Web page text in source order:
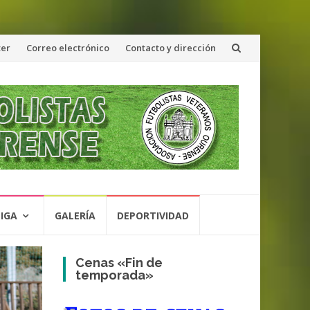
Correo electrónico Contacto y dirección
GALERÍA DEPORTIVIDAD
Cenas «Fin de
temporada»